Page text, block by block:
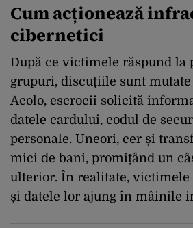
Cum acționează
cibernetici
După ce victimele răspund la
grupuri, discuțiile sunt
Acolo, escrocii solicită
datele cardului, codul de
personale. Uneori, cer și
mici de bani, promițând un
ulterior. În realitate, victimele
și datele lor ajung în mâinile